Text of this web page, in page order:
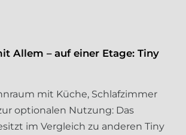
Allem – auf einer Etage: Tiny
mit Küche, Schlafzimmer
optionalen Nutzung: Das
im Vergleich zu anderen Tiny